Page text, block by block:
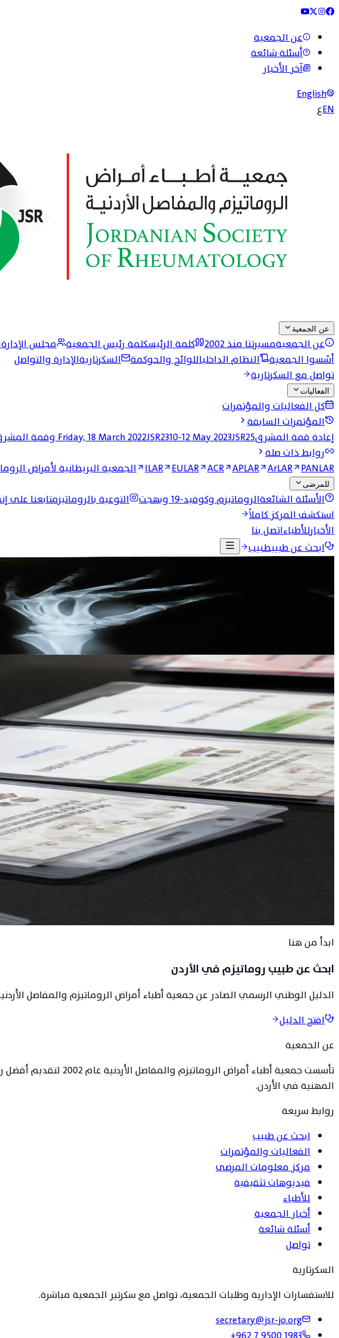
عن الجمعية
أسئلة شائعة
آخر الأخبار
English
ENع
عن الجمعية
عن الجمعيةمسيرتنا منذ 2002 كلمة الرئيسكلمة رئيس الجمعية مجلس الإدارة
أسّسوا الجمعية
النظام الداخلياللوائح والحوكمة السكرتاريةالإدارة والتواصل
تواصل مع السكرتارية
الفعاليات
كل الفعاليات والمؤتمرات
المؤتمرات السابقة
إعادة قمة المشرق
Friday, 18 March 2022JSR2310-12 May 2023JSR25 وقمة المشرق الرابعة
روابط ذات صلة
ILAR EULAR ACR APLAR ArLAR PANLAR الجمعية البريطانية لأمراض
للمرضى
الأسئلة الشائعةالروماتيزم وكوفيد-19 وبهجت التوعية بالروماتيزمتابعنا على
استكشف المركز كاملاً
الأخبارللأطباءاتصل بنا
ابحث عن طبيبطبيب
JSR25 وقمة المشرق الرابعة لأمراض الروماتيزم
المؤتمر الأردني الثامن لأمراض الروماتيزم، بالتعاون مع المؤتمر الفلسطيني
فندق جراند حياة، عمّان - الأردن
معرض الصور الجلسات
معرض الصور
المؤتمر بالصور
سيتم إضافة صور المؤتمر فور تجهيزها.
اليوم الأولالأربعاء 19 تشرين الثاني 2025 اليوم الثانيالخميس 20 تشرين الثاني 2025
صور المؤتمر
ابدأ من هنا
ابحث عن طبيب روماتيزم في الأردن
الدليل الوطني الرسمي الصادر عن جمعية أطباء أمراض الروماتيزم والمفاصل
افتح الدليل
عن الجمعية
تأسست جمعية أطباء
المهنية في الأردن.
روابط سريعة
ابحث عن طبيب
الفعاليات والمؤتمرات
مركز معلومات المرضى
فيديوهات تثقيفية
للأطباء
أخبار الجمعية
أسئلة شائعة
تواصل
السكرتارية
للاستفسارات الإدارية وطلبات الجمعية، تواصل مع سكرتير الجمعية مباشرة.
secretary@jsr-jo.org